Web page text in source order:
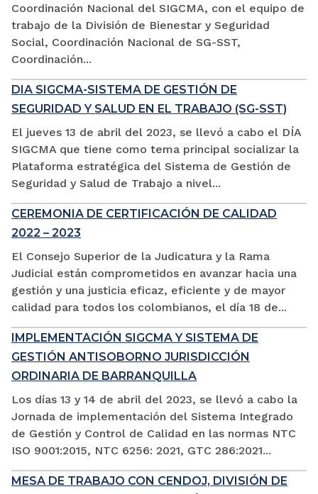
Coordinación Nacional del SIGCMA, con el equipo de
trabajo de la División de Bienestar y Seguridad
Social, Coordinación Nacional de SG-SST,
Coordinación...
DIA SIGCMA-SISTEMA DE GESTIÓN DE
SEGURIDAD Y SALUD EN EL TRABAJO (SG-SST)
El jueves 13 de abril del 2023, se llevó a cabo el DÍA
SIGCMA que tiene como tema principal socializar la
Plataforma estratégica del Sistema de Gestión de
Seguridad y Salud de Trabajo a nivel...
CEREMONIA DE CERTIFICACIÓN DE CALIDAD
2022 – 2023
El Consejo Superior de la Judicatura y la Rama
Judicial están comprometidos en avanzar hacia una
gestión y una justicia eficaz, eficiente y de mayor
calidad para todos los colombianos, el día 18 de...
IMPLEMENTACIÓN SIGCMA Y SISTEMA DE
GESTIÓN ANTISOBORNO JURISDICCIÓN
ORDINARIA DE BARRANQUILLA
Los días 13 y 14 de abril del 2023, se llevó a cabo la
Jornada de implementación del Sistema Integrado
de Gestión y Control de Calidad en las normas NTC
ISO 9001:2015, NTC 6256: 2021, GTC 286:2021...
MESA DE TRABAJO CON CENDOJ, DIVISIÓN DE